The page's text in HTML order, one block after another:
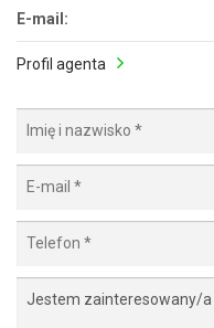
E-mail:
Profil agenta